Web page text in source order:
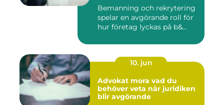
Bemanning och rekrytering
spelar en avgörande roll för
hur företag lyckas på b&...
10. jun
Advokat mora vad du
behöver veta när juridiken
blir avgörande